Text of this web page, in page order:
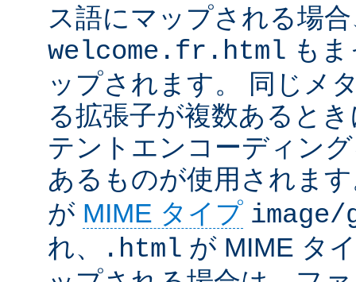
ス語にマップされる場
welcome.fr.html も
ップされます。 同じメ
る拡張子が複数あると
テントエンコーディン
あるものが使用されま
が MIME タイプ
れ、
.html が MIME タ